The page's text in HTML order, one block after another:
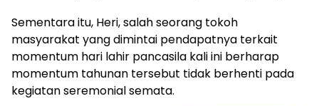
Sementara itu, Heri, salah seorang tokoh
masyarakat yang dimintai pendapatnya terkait
momentum hari lahir pancasila kali ini berharap
momentum tahunan tersebut tidak berhenti pada
kegiatan seremonial semata.